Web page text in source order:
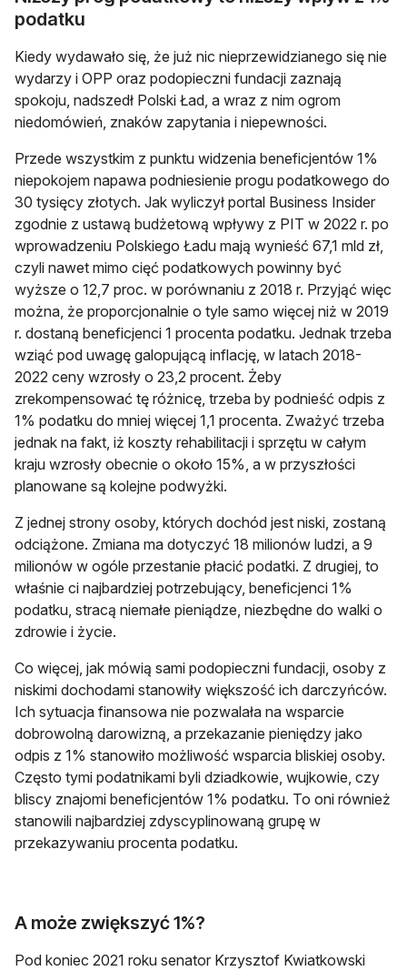
podatku
Kiedy wydawało się, że już nic nieprzewidzianego się nie
wydarzy i OPP oraz podopieczni fundacji zaznają
spokoju, nadszedł Polski Ład, a wraz z nim ogrom
niedomówień, znaków zapytania i niepewności.
Przede wszystkim z punktu widzenia beneficjentów 1%
niepokojem napawa podniesienie progu podatkowego do
30 tysięcy złotych. Jak wyliczył portal Business Insider
zgodnie z ustawą budżetową wpływy z PIT w 2022 r. po
wprowadzeniu Polskiego Ładu mają wynieść 67,1 mld zł,
czyli nawet mimo cięć podatkowych powinny być
wyższe o 12,7 proc. w porównaniu z 2018 r. Przyjąć więc
można, że proporcjonalnie o tyle samo więcej niż w 2019
r. dostaną beneficjenci 1 procenta podatku. Jednak trzeba
wziąć pod uwagę galopującą inflację, w latach 2018-
2022 ceny wzrosły o 23,2 procent. Żeby
zrekompensować tę różnicę, trzeba by podnieść odpis z
1% podatku do mniej więcej 1,1 procenta. Zważyć trzeba
jednak na fakt, iż koszty rehabilitacji i sprzętu w całym
kraju wzrosły obecnie o około 15%, a w przyszłości
planowane są kolejne podwyżki.
Z jednej strony osoby, których dochód jest niski, zostaną
odciążone. Zmiana ma dotyczyć 18 milionów ludzi, a 9
milionów w ogóle przestanie płacić podatki. Z drugiej, to
właśnie ci najbardziej potrzebujący, beneficjenci 1%
podatku, stracą niemałe pieniądze, niezbędne do walki o
zdrowie i życie.
Co więcej, jak mówią sami podopieczni fundacji, osoby z
niskimi dochodami stanowiły większość ich darczyńców.
Ich sytuacja finansowa nie pozwalała na wsparcie
dobrowolną darowizną, a przekazanie pieniędzy jako
odpis z 1% stanowiło możliwość wsparcia bliskiej osoby.
Często tymi podatnikami byli dziadkowie, wujkowie, czy
bliscy znajomi beneficjentów 1% podatku. To oni również
stanowili najbardziej zdyscyplinowaną grupę w
przekazywaniu procenta podatku.
A może zwiększyć 1%?
Pod koniec 2021 roku senator Krzysztof Kwiatkowski